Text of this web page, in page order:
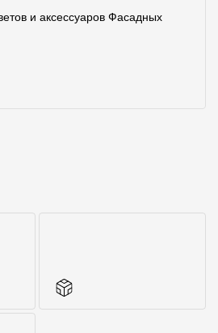
и аксессуаров Фасадных